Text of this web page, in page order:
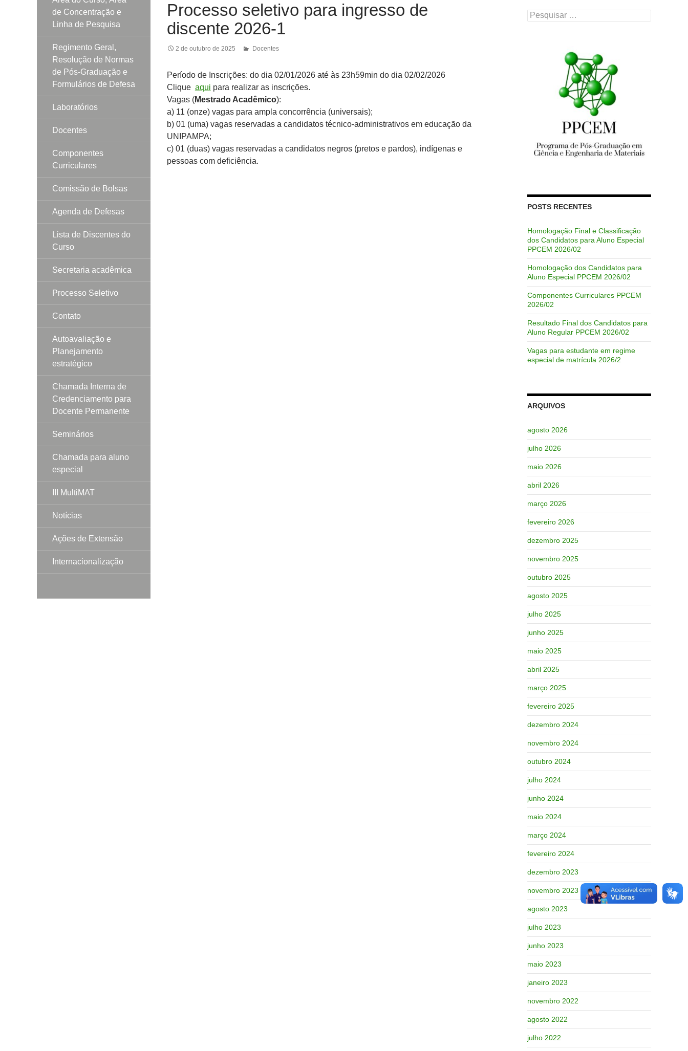
Processo seletivo para ingresso de
discente 2026-1
2 de outubro de 2025 Docentes
Período de Inscrições: do dia 02/01/2026 até às 23h59min do dia 02/02/2026
Clique aqui para realizar as inscrições.
Vagas (Mestrado Acadêmico):
a) 11 (onze) vagas para ampla concorrência (universais);
b) 01 (uma) vagas reservadas a candidatos técnico-administrativos em educação da
UNIPAMPA;
c) 01 (duas) vagas reservadas a candidatos negros (pretos e pardos), indígenas e
pessoas com deficiência.
Pesquisar
por:
POSTS RECENTES
Homologação Final e Classificação
dos Candidatos para Aluno Especial
PPCEM 2026/02
Homologação dos Candidatos para
Aluno Especial PPCEM 2026/02
Componentes Curriculares PPCEM
2026/02
Resultado Final dos Candidatos para
Aluno Regular PPCEM 2026/02
Vagas para estudante em regime
especial de matrícula 2026/2
ARQUIVOS
agosto 2026
julho 2026
maio 2026
abril 2026
março 2026
fevereiro 2026
dezembro 2025
novembro 2025
outubro 2025
agosto 2025
julho 2025
junho 2025
maio 2025
abril 2025
março 2025
fevereiro 2025
dezembro 2024
novembro 2024
outubro 2024
julho 2024
junho 2024
maio 2024
março 2024
fevereiro 2024
dezembro 2023
novembro 2023
agosto 2023
julho 2023
junho 2023
maio 2023
janeiro 2023
novembro 2022
agosto 2022
julho 2022
de Concentração e
Linha de Pesquisa
Regimento Geral,
Resolução de Normas
de Pós-Graduação e
Formulários de Defesa
Laboratórios
Docentes
Componentes
Curriculares
Comissão de Bolsas
Agenda de Defesas
Lista de Discentes do
Curso
Secretaria acadêmica
Processo Seletivo
Contato
Autoavaliação e
Planejamento
estratégico
Chamada Interna de
Credenciamento para
Docente Permanente
Seminários
Chamada para aluno
especial
III MultiMAT
Notícias
Ações de Extensão
Internacionalização